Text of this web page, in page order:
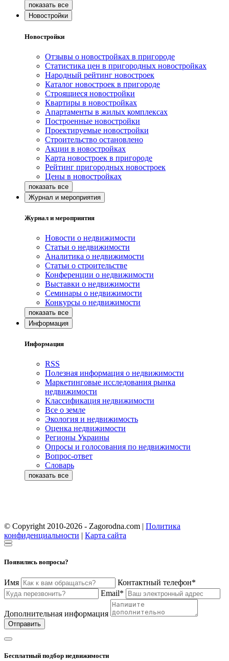
Новостройки
Новостройки
Отзывы о новостройках в пригороде
Статистика цен в пригородных новостройках
Народный рейтинг новостроек
Каталог новостроек в пригороде
Строящиеся новостройки
Квартиры в новостройках
Апартаменты в жилых комплексах
Построенные новостройки
Проектируемые новостройки
Строительство остановлено
Акции в новостройках
Карта новостроек в пригороде
Рейтинг пригородных новостроек
Цены в новостройках
Журнал и мероприятия
Журнал и мероприятия
Новости о недвижимости
Статьи о недвижимости
Аналитика о недвижимости
Статьи о строительстве
Конференции о недвижимости
Выставки о недвижимости
Семинары о недвижимости
Конкурсы о недвижимости
Информация
Информация
RSS
Полезная информация о недвижимости
Маркетинговые исследования рынка
недвижимости
Классификация недвижимости
Все о земле
Экология и недвижимость
Оценка недвижимости
Регионы Украины
Опросы и голосования по недвижимости
Вопрос-ответ
Словарь
© Copyright 2010-2026 - Zagorodna.com | Политика
конфиденциальности | Карта сайта
Появились вопросы?
Имя
Контактный телефон*
Email*
Дополнительная информация
Отправить
Бесплатный подбор недвижимости